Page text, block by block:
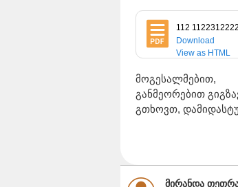
112
Download
View as HTML
მოგესალმებით,
განმეორებით
გთხოვთ,
მირანდა